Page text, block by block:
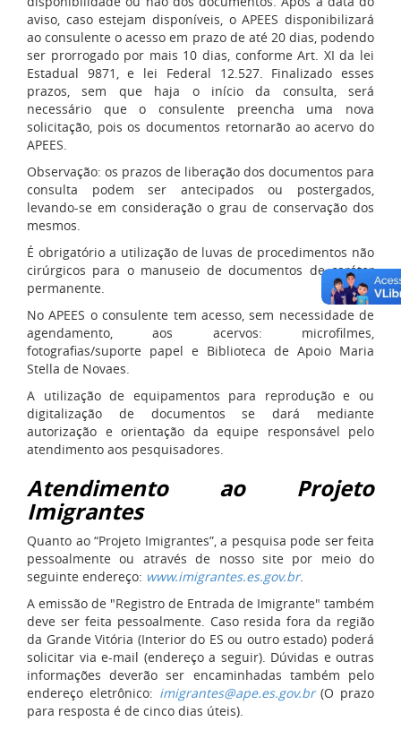
aviso, caso estejam disponíveis, o APEES disponibilizará
ao consulente o acesso em prazo de até 20 dias, podendo
ser prorrogado por mais 10 dias, conforme Art. XI da lei
Estadual 9871, e lei Federal 12.527. Finalizado esses
prazos, sem que haja o início da consulta, será
necessário que o consulente preencha uma nova
solicitação, pois os documentos retornarão ao acervo do
APEES.
Observação: os prazos de liberação dos documentos para
consulta podem ser antecipados ou postergados,
levando-se em consideração o grau de conservação dos
mesmos.
É obrigatório a utilização de luvas de procedimentos não
cirúrgicos para o manuseio de documentos de caráter
permanente.
No APEES o consulente tem acesso, sem necessidade de
agendamento, aos acervos: microfilmes,
fotografias/suporte papel e Biblioteca de Apoio Maria
Stella de Novaes.
A utilização de equipamentos para reprodução e ou
digitalização de documentos se dará mediante
autorização e orientação da equipe responsável pelo
atendimento aos pesquisadores.
Atendimento ao Projeto
Imigrantes
Quanto ao “Projeto Imigrantes”, a pesquisa pode ser feita
pessoalmente ou através de nosso site por meio do
seguinte endereço: www.imigrantes.es.gov.br.
A emissão de "Registro de Entrada de Imigrante" também
deve ser feita pessoalmente. Caso resida fora da região
da Grande Vitória (Interior do ES ou outro estado) poderá
solicitar via e-mail (endereço a seguir). Dúvidas e outras
informações deverão ser encaminhadas também pelo
endereço eletrônico: imigrantes@ape.es.gov.br(O prazo
para resposta é de cinco dias úteis).